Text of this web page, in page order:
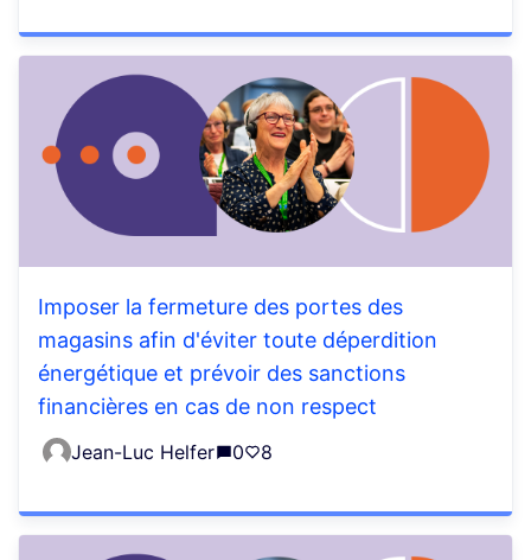
Imposer la fermeture des portes des
magasins afin d'éviter toute déperdition
énergétique et prévoir des sanctions
financières en cas de non respect
Jean-Luc Helfer 0 8